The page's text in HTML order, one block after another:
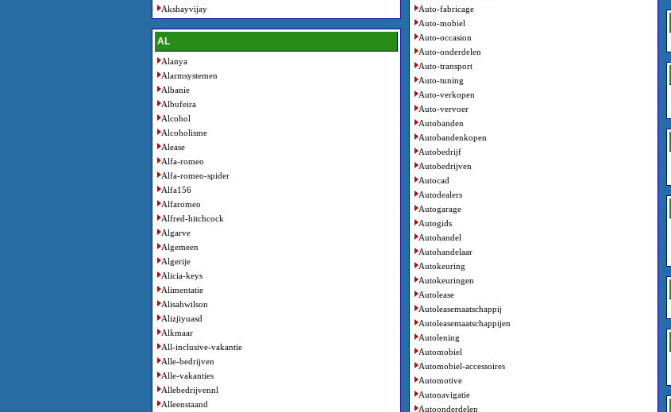
Akshayvijay
AL
Alanya
Alarmsystemen
Albanie
Albufeira
Alcohol
Alcoholisme
Alease
Alfa-romeo
Alfa-romeo-spider
Alfa156
Alfaromeo
Alfred-hitchcock
Algarve
Algemeen
Algerije
Alicia-keys
Alimentatie
Alisahwilson
Alizjiyuasd
Alkmaar
All-inclusive-vakantie
Alle-bedrijven
Alle-vakanties
Allebedrijvennl
Alleenstaand
Auto-fabricage
Auto-mobiel
Auto-occasion
Auto-onderdelen
Auto-transport
Auto-tuning
Auto-verkopen
Auto-vervoer
Autobanden
Autobandenkopen
Autobedrijf
Autobedrijven
Autocad
Autodealers
Autogarage
Autogids
Autohandel
Autohandelaar
Autokeuring
Autokeuringen
Autolease
Autoleasemaatschappij
Autoleasemaatschappijen
Autolening
Automobiel
Automobiel-accessoires
Automotive
Autonavigatie
Autoonderdelen